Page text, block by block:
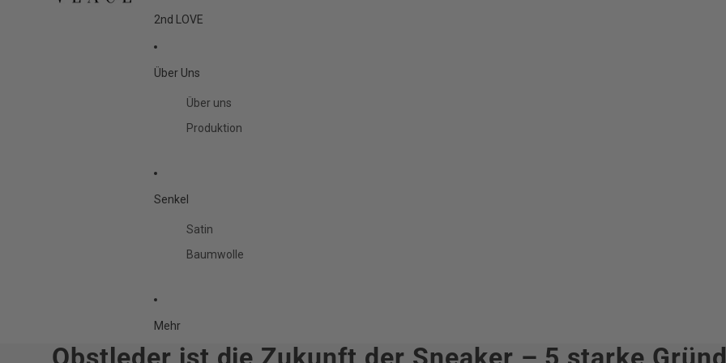
2nd LOVE
Über Uns
Über uns
Produktion
Senkel
Satin
Baumwolle
Mehr